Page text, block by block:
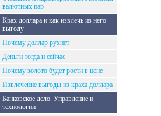
валютных пар
Крах доллара и как извлечь из него
выгоду
Почему доллар рухнет
Деньги тогда и сейчас
Почему золото будет рости в цене
Извлечение выгоды из краха доллара
Банковское дело. Управление и
технологии